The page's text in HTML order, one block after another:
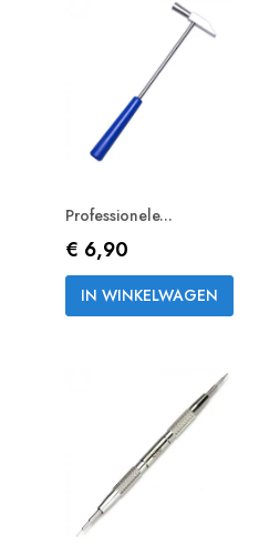
Professionele...
Prijs
€ 6,90
IN WINKELWAGEN